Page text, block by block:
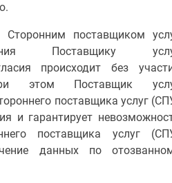
Сторонним поставщиком
Поставщику
происходит без
этом Поставщик
поставщика услуг
и гарантирует
поставщика услуг
данных по